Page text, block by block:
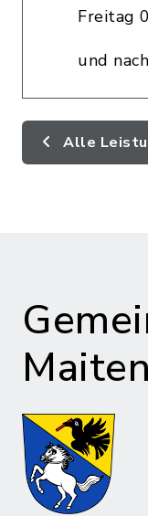
Freitag
und
Alle